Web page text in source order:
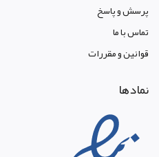
پرسش و پاسخ
تماس با ما
قوانين و مقررات
نمادها